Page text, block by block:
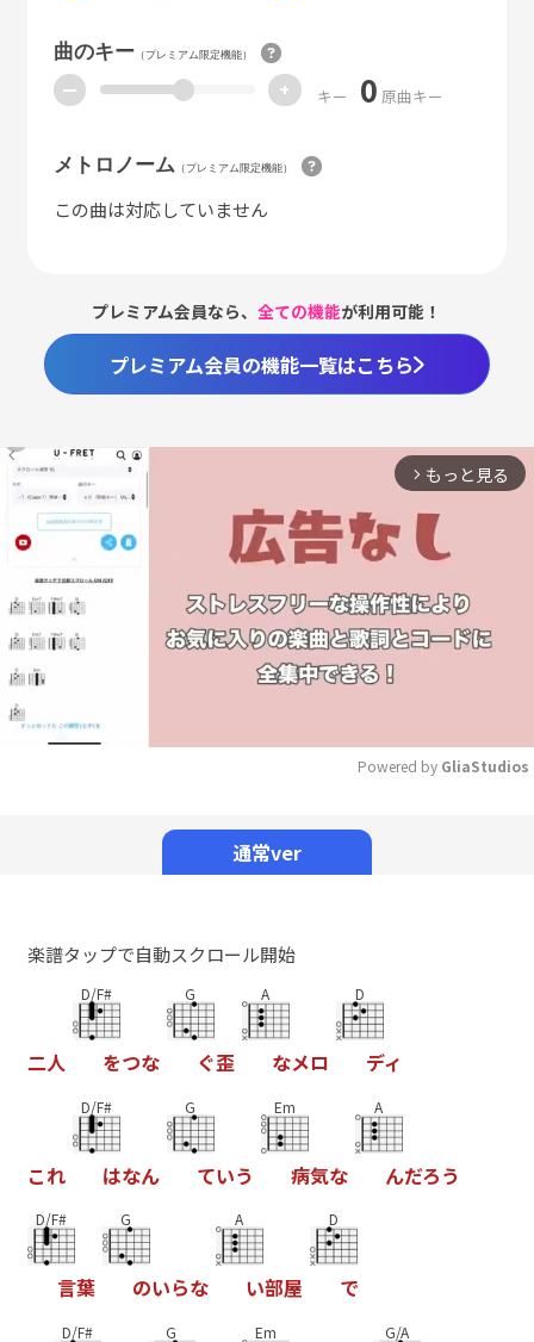
曲のキー（プレミアム限定機能）
ー + キー 0 原曲キー
メトロノーム （プレミアム限定機能）
この曲は対応していません
プレミアム会員なら、全ての機能が利用可能！
プレミアム会員の機能一覧はこちら
arrow_forward_ios もっと見る
Powered by GliaStudios
通常ver
楽譜タップで自動スクロール開始
二人
D/F#
をつな
G
ぐ歪
A
なメロ
D
ディ
これ
D/F#
はなん
G
ていう
Em
病気な
A
んだろう
D/F#
言葉
G
のいらな
A
い部屋
D
で
D/F# G Em G/A